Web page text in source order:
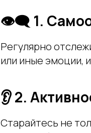
👁‍🗨 1.
Регулярно
или иные эмоции,
👂 2.
Старайтесь не